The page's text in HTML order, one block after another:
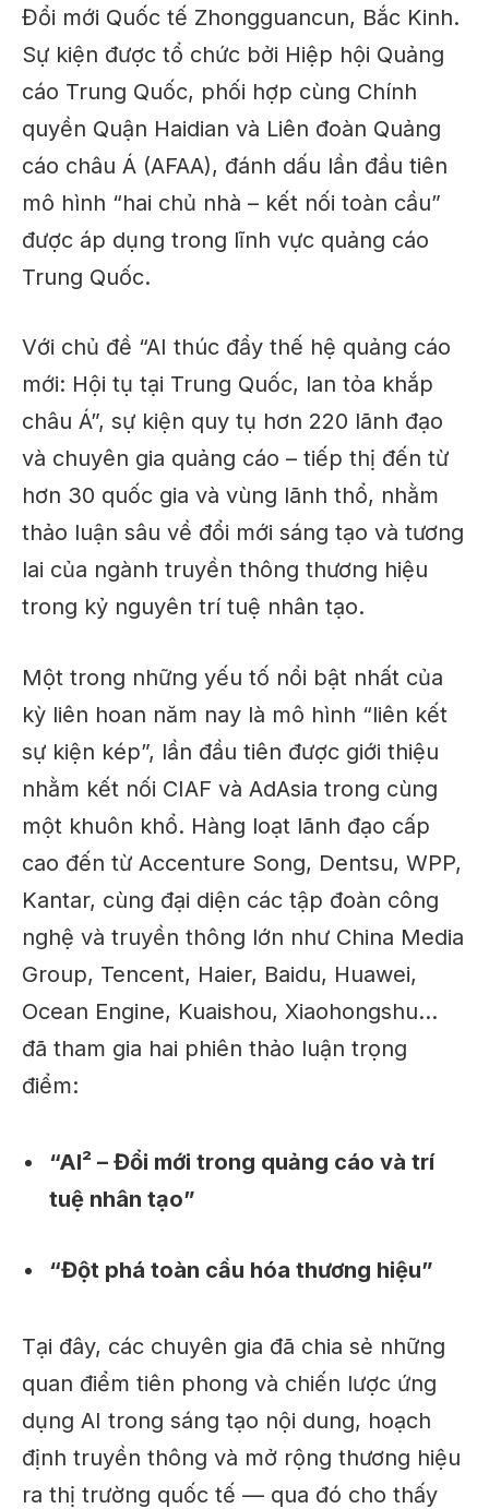
Đổi mới Quốc tế Zhongguancun, Bắc Kinh.
Sự kiện được tổ chức bởi Hiệp hội Quảng
cáo Trung Quốc, phối hợp cùng Chính
quyền Quận Haidian và Liên đoàn Quảng
cáo châu Á (AFAA), đánh dấu lần đầu tiên
mô hình “hai chủ nhà – kết nối toàn cầu”
được áp dụng trong lĩnh vực quảng cáo
Trung Quốc.
Với chủ đề “AI thúc đẩy thế hệ quảng cáo
mới: Hội tụ tại Trung Quốc, lan tỏa khắp
châu Á”, sự kiện quy tụ hơn 220 lãnh đạo
và chuyên gia quảng cáo – tiếp thị đến từ
hơn 30 quốc gia và vùng lãnh thổ, nhằm
thảo luận sâu về đổi mới sáng tạo và tương
lai của ngành truyền thông thương hiệu
trong kỷ nguyên trí tuệ nhân tạo.
Một trong những yếu tố nổi bật nhất của
kỳ liên hoan năm nay là mô hình “liên kết
sự kiện kép”, lần đầu tiên được giới thiệu
nhằm kết nối CIAF và AdAsia trong cùng
một khuôn khổ. Hàng loạt lãnh đạo cấp
cao đến từ Accenture Song, Dentsu, WPP,
Kantar, cùng đại diện các tập đoàn công
nghệ và truyền thông lớn như China Media
Group, Tencent, Haier, Baidu, Huawei,
Ocean Engine, Kuaishou, Xiaohongshu…
đã tham gia hai phiên thảo luận trọng
điểm:
“AI² – Đổi mới trong quảng cáo và trí
tuệ nhân tạo”
“Đột phá toàn cầu hóa thương hiệu”
Tại đây, các chuyên gia đã chia sẻ những
quan điểm tiên phong và chiến lược ứng
dụng AI trong sáng tạo nội dung, hoạch
định truyền thông và mở rộng thương hiệu
ra thị trường quốc tế — qua đó cho thấy